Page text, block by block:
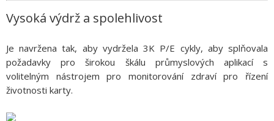
Vysoká výdrž a spolehlivost
Je navržena tak, aby vydržela 3K P/E cykly, aby splňovala
požadavky pro širokou škálu průmyslových aplikací s
volitelným nástrojem pro monitorování zdraví pro řízení
životnosti karty.